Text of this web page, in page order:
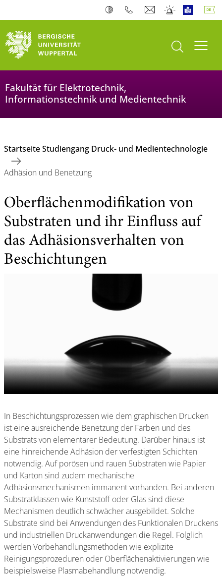
Suche öffnen
Fakultät für Elektrotechnik,
Informationstechnik und Medientechnik
Startseite Studiengang Druck- und Medientechnologie
Adhäsion und Benetzung
Oberflächenmodifikation von
Substraten und ihr Einfluss auf
das Adhäsionsverhalten von
Beschichtungen
In Beschichtungsprozessen wie dem graphischen Drucken
ist eine ausreichende Benetzung der Farben und des
Substrats von elementarer Bedeutung. Darüber hinaus ist
eine hinreichende Adhäsion der verfestigten Schichten
notwendig. Auf porösen und rauen Substraten wie Papier
und Karton sind zudem mechanische
Adhäsionsmechanismen immanent vorhanden. Bei anderen
Substratklassen wie Kunststoff oder Glas sind diese
Mechanismen deutlich schwächer ausgebildet. Solche
Substrate sind bei Anwendungen des Funktionalen Druckens
und industriellen Druckanwendungen die Regel. Folglich
werden Vorbehandlungsmethoden wie explizite
Reinigungsprozeduren oder Oberflächenaktivierungen wie
beispielsweise Plasmabehandlung notwendig.